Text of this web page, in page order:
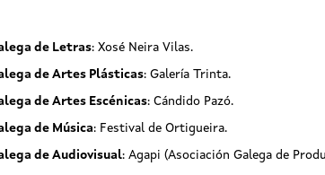
de Letras: Xosé Neira Vilas.
de Artes Plásticas: Galería Trinta.
de Artes Escénicas: Cándido Pazó.
de Música: Festival de Ortigueira.
de Audiovisual: Agapi (Asociación Galega de